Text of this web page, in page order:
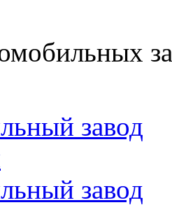
завод
завод